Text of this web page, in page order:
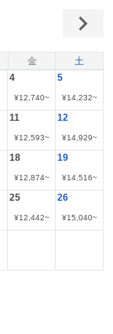
金 土
4
¥12,740~
5
¥14,232~
11
¥12,593~
12
¥14,929~
18
¥12,874~
19
¥14,516~
25
¥12,442~
26
¥15,040~